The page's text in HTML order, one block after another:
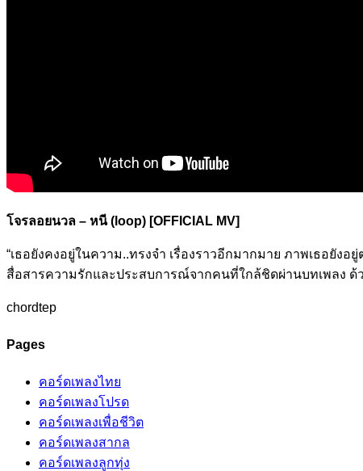
โจรลอยนวล – หนี (loop) [OFFICIAL MV]
“เธอยังคงอยู่ในความ..ทรงจำ เรื่องราวอีกมากมาย ภาพเธอยัง
สื่อสารความรักและประสบการณ์จากคนที่ใกล้ชิดผ่านบทเพลง ด้
chordtep
Pages
คอร์ดเพลงไทย
คอร์ดเพลงโปรด
คอร์ดเพลงเพื่อชีวิต
คอร์ดเพลงสากล
คอร์ดเพลงลูกทุ่ง